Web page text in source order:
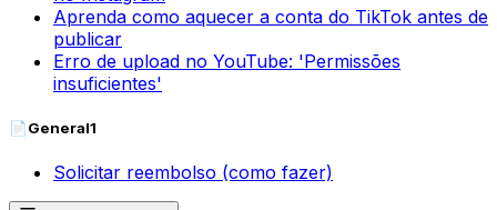
Aprenda como aquecer a conta do TikTok antes de
publicar
Erro de upload no YouTube: 'Permissões
insuficientes'
📄General1
Solicitar reembolso (como fazer)